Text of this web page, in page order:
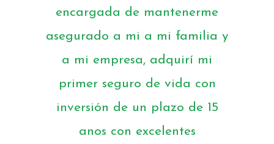
encargada de mantenerme
asegurado a mi a mi familia y
a mi empresa, adquirí mi
primer seguro de vida con
inversión de un plazo de 15
anos con excelentes